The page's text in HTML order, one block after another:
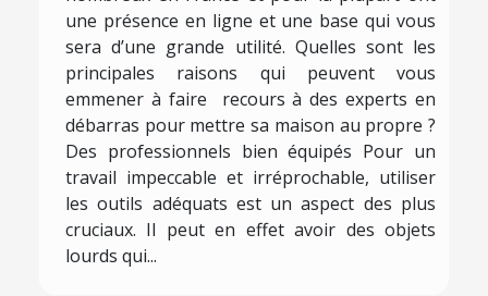
une présence en ligne et une base qui vous
sera d’une grande utilité. Quelles sont les
principales raisons qui peuvent vous
emmener à faire recours à des experts en
débarras pour mettre sa maison au propre ?
Des professionnels bien équipés Pour un
travail impeccable et irréprochable, utiliser
les outils adéquats est un aspect des plus
cruciaux. Il peut en effet avoir des objets
lourds qui...